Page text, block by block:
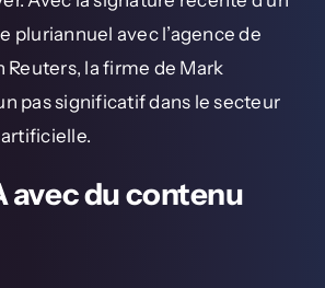
pluriannuel avec l’agence de
Reuters, la firme de Mark
pas significatif dans le secteur
avec du contenu